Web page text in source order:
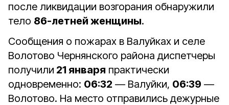
после ликвидации возгорания обнаружили
тело 86-летней женщины.
Сообщения о пожарах в Валуйках и селе
Волотово Чернянского района диспетчеры
получили 21 января практически
одновременно: 06:32 — Валуйки, 06:39 —
Волотово. На место отправились дежурные